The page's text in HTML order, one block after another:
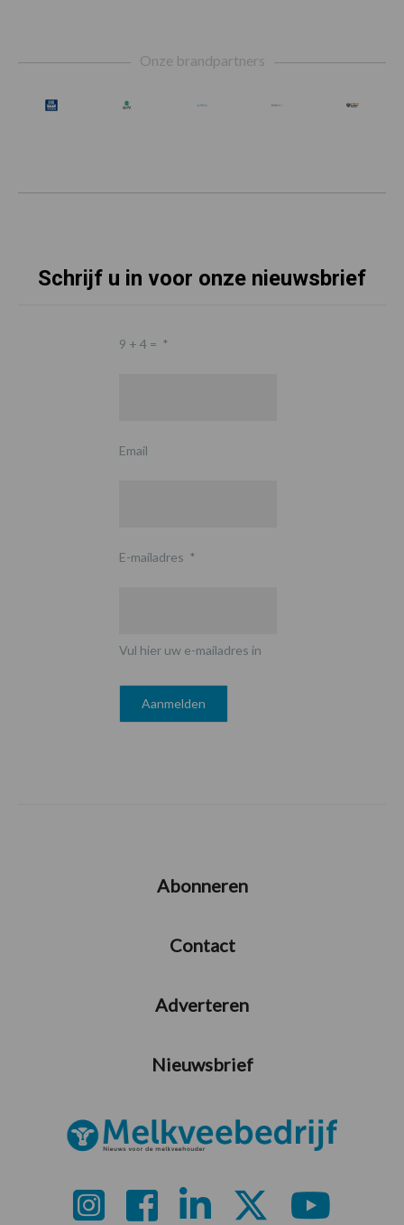
Onze brandpartners
Schrijf u in voor onze nieuwsbrief
9 + 4 = *
Email
E-mailadres *
Vul hier uw e-mailadres in
Abonneren
Contact
Adverteren
Nieuwsbrief